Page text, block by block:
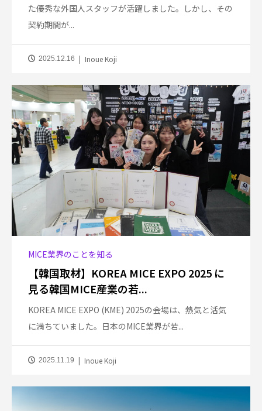
た優秀な外国人スタッフが活躍しました。しかし、その
契約期間が...
2025.12.16 Inoue Koji
MICE業界のことを知る
【韓国取材】KOREA MICE EXPO 2025 に
見る韓国MICE産業の若...
KOREA MICE EXPO (KME) 2025の会場は、熱気と活気
に満ちていました。日本のMICE業界が若...
2025.11.19 Inoue Koji